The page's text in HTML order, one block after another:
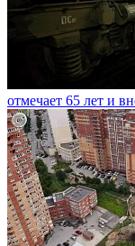
отмечает 65 лет и